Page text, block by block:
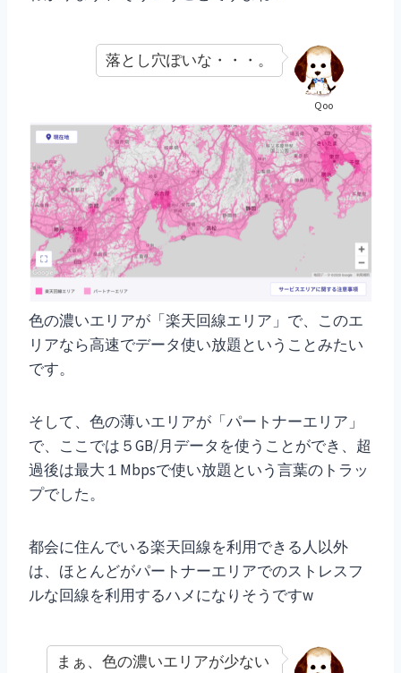
Qoo
落とし穴ぽいな・・・。
色の濃いエリアが「楽天回線エリア」で、このエ
リアなら高速でデータ使い放題ということみたい
です。
そして、色の薄いエリアが「パートナーエリア」
で、ここでは５GB/月データを使うことができ、超
過後は最大１Mbpsで使い放題という言葉のトラッ
プでした。
都会に住んでいる楽天回線を利用できる人以外
は、ほとんどがパートナーエリアでのストレスフ
ルな回線を利用するハメになりそうですw
まぁ、色の濃いエリアが少ない